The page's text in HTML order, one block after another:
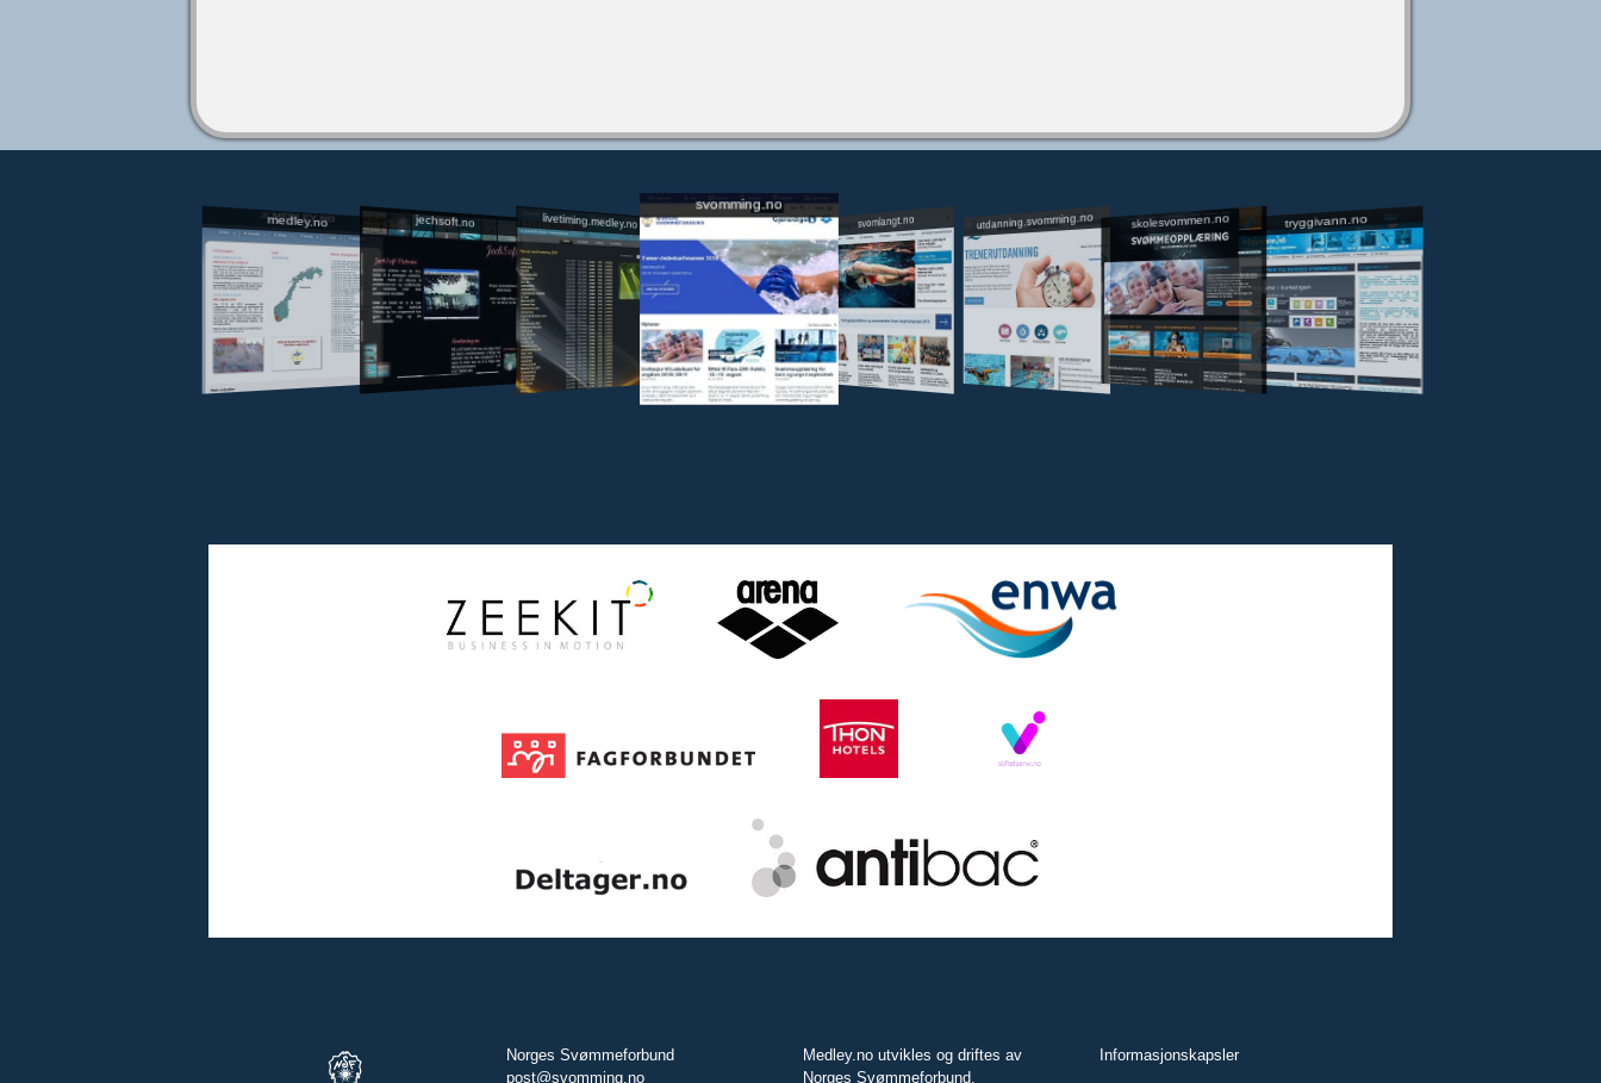
medley.no jechsoft.no livetiming.medley.no
svomming.no
svomlangt.no utdanning.svomming.no skolesvommen.no tryggivann.no
Norges Svømmeforbund
post@svomming.no
Medley.no utvikles og driftes av
Norges Svømmeforbund.
Informasjonskapsler